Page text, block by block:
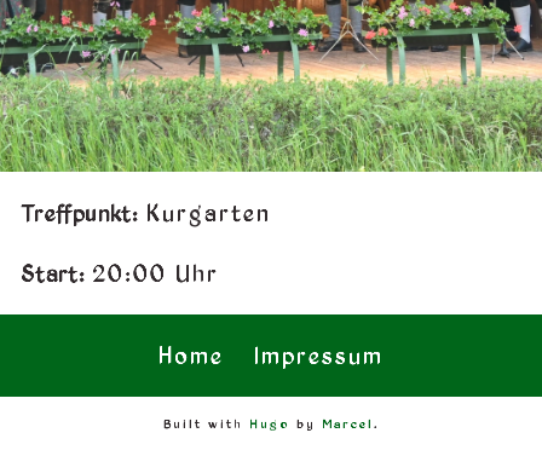
Treffpunkt:Kurgarten
Start: 20:00 Uhr
Home Impressum
Built with Hugo by Marcel.